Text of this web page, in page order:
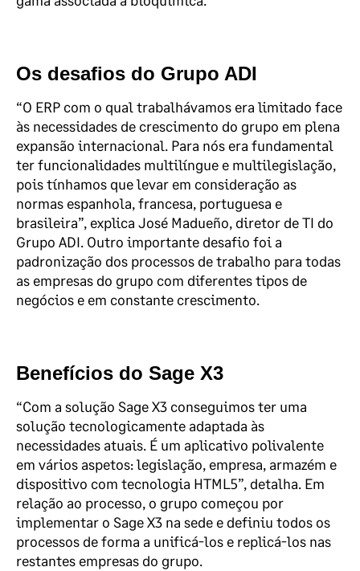
Os desafios do Grupo ADI
“O ERP com o qual trabalhávamos era limitado face
às necessidades de crescimento do grupo em plena
expansão internacional. Para nós era fundamental
ter funcionalidades multilíngue e multilegislação,
pois tínhamos que levar em consideração as
normas espanhola, francesa, portuguesa e
brasileira”, explica José Madueño, diretor de TI do
Grupo ADI. Outro importante desafio foi a
padronização dos processos de trabalho para todas
as empresas do grupo com diferentes tipos de
negócios e em constante crescimento.
Benefícios do Sage X3
“Com a solução Sage X3 conseguimos ter uma
solução tecnologicamente adaptada às
necessidades atuais. É um aplicativo polivalente
em vários aspetos: legislação, empresa, armazém e
dispositivo com tecnologia HTML5”, detalha. Em
relação ao processo, o grupo começou por
implementar o Sage X3 na sede e definiu todos os
processos de forma a unificá-los e replicá-los nas
restantes empresas do grupo.